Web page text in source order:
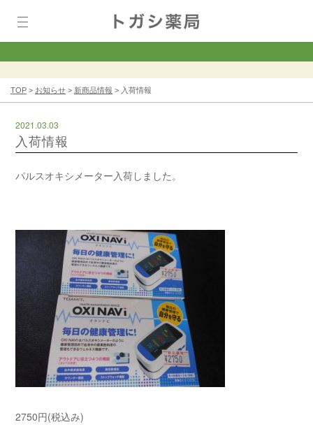
TOP > お知らせ > 新商品情報 > 入荷情報
2021.03.03
入荷情報
パルスオキシメーター入荷しました。
2750円(税込み)